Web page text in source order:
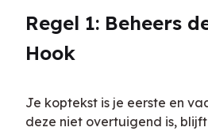
Regel 1: Beheers
Hook
Je koptekst is je eerste en
deze niet overtuigend is,